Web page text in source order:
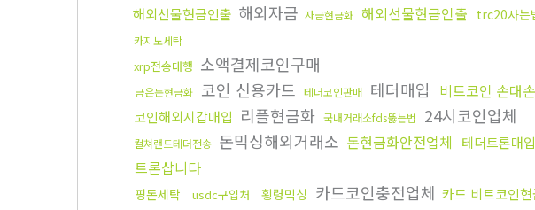
해외선물현금인출 해외자금 자금현금화 해외선물현금인출 trc20사는
카지노세탁
xrp전송대행 소액결제코인구매
금은돈현금화 코인 신용카드 테더코인판매 테더매입 비트코인 손대손
코인해외지갑매입 리플현금화 국내거래소fds뚫는법 24시코인업체
컬쳐랜드테더전송 돈믹싱해외거래소 돈현금화안전업체 테더트론매입
트론삽니다
핑돈세탁 usdc구입처 횡령믹싱 카드코인충전업체 카드 비트코인